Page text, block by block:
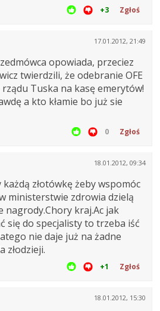
+3 Zgłoś
17.01.2012, 21:49
opowiada, przeciez
twierdzili, że odebranie OFE
Tuska na kasę emerytów!
a kto kłamie bo już sie
0 Zgłoś
18.01.2012, 09:34
złotówkę żeby wspomóc
ministerstwie zdrowia dzielą
nagrody.Chory kraj.Ac jak
się do specjalisty to trzeba iść
nie daje już na żadne
złodzieji.
+1 Zgłoś
18.01.2012, 15:30